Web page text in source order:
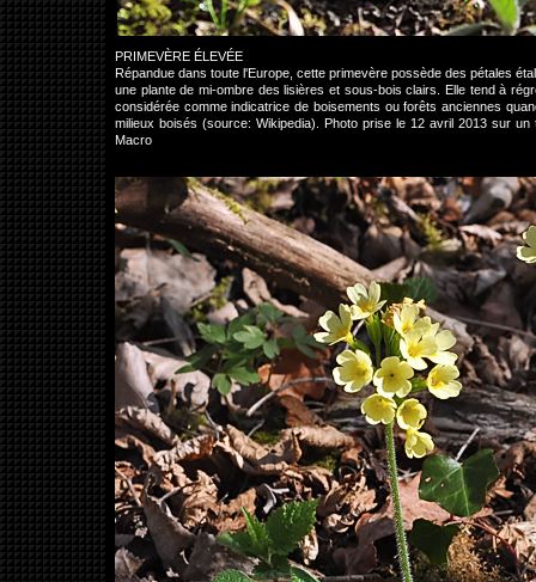
PRIMEVÈRE ÉLEVÉE
Répandue dans toute l'Europe, cette primevère possède des pétales
une plante de mi-ombre des lisières et sous-bois clairs. Elle tend à
considérée comme indicatrice de boisements ou forêts anciennes
milieux boisés (source: Wikipedia). Photo prise le 12 avril 2013 sur
Macro